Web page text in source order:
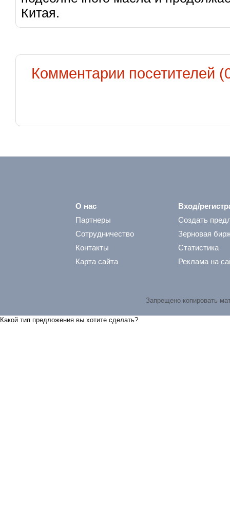
Китая.
Комментарии посетителей
О нас
Партнеры
Сотрудничество
Контакты
Карта сайта
Вход/
Создать
Зерновая
Статистика
Реклама на
Запрещено копировать
Какой тип предложения вы хотите сделать?